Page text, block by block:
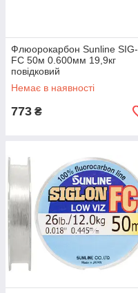
Флюорокарбон Sunline SIG-
FC 50м 0.600мм 19,9кг
повідковий
Немає в наявності
773 ₴